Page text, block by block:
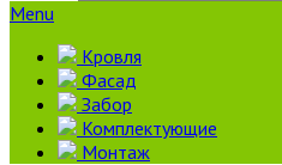
Menu
Кровля
Фасад
Забор
Комплектующие
Монтаж